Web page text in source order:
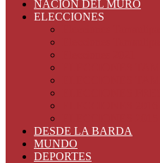
NACIÓN DEL MURO
ELECCIONES
DESDE LA BARDA
MUNDO
DEPORTES